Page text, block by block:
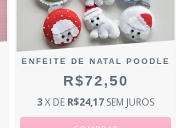
ENFEITE DE NATAL POODLE
R$72,50
3X DE R$24,17 SEM JUROS